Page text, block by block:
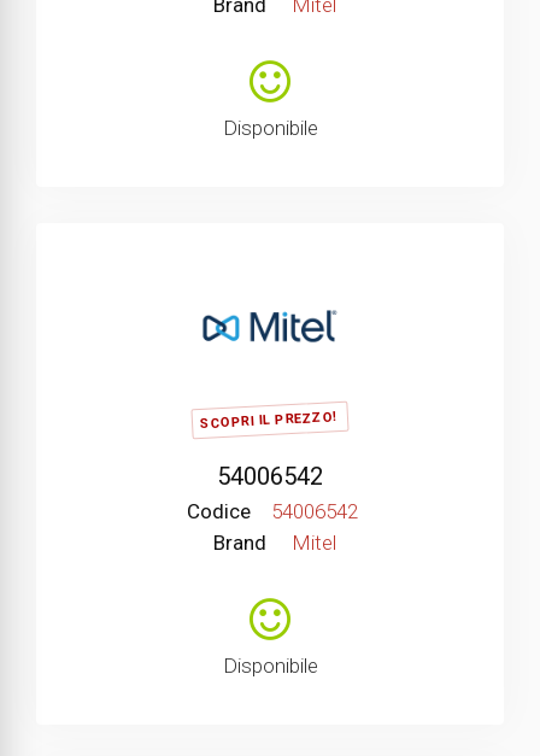
Brand Mitel
Disponibile
SCOPRI IL PREZZO!
54006542
Codice
54006542
Brand
Mitel
Disponibile